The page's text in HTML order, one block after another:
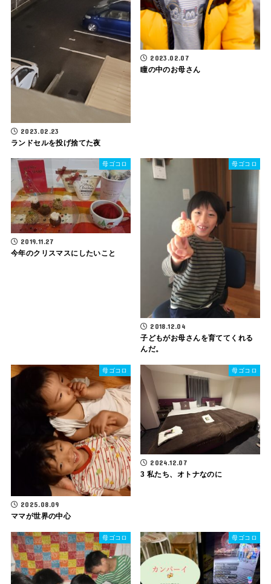
2023.02.23
ランドセルを投げ捨てた夜
2023.02.07
瞳の中のお母さん
母ゴコロ
2019.11.27
今年のクリスマスにしたいこと
母ゴコロ
2018.12.04
子どもがお母さんを育ててくれる
んだ。
母ゴコロ
2025.08.09
ママが世界の中心
母ゴコロ
2024.12.07
3 私たち、オトナなのに
母ゴコロ 母ゴコロ